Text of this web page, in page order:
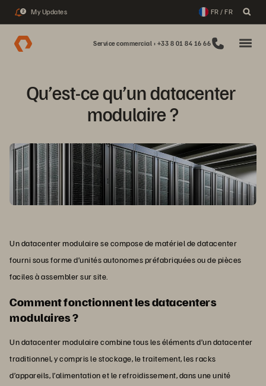
2 My Updates FR / FR
Service commercial : +33 8 01 84 16 66
Qu’est-ce qu’un datacenter
modulaire ?
Un datacenter modulaire se compose de matériel de datacenter
fourni sous forme d’unités autonomes préfabriquées ou de pièces
faciles à assembler sur site.
Comment fonctionnent les datacenters
modulaires ?
Un datacenter modulaire combine tous les éléments d’un datacenter
traditionnel, y compris le stockage, le traitement, les racks
d’appareils, l’alimentation et le refroidissement, dans une unité